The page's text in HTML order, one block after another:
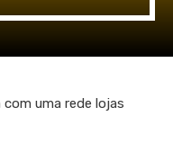
uma rede lojas